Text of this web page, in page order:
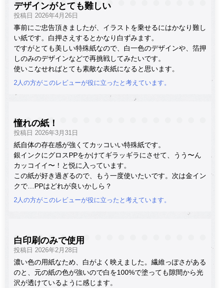
デザインがとても難しい
投稿日 2026年4月26日
事前にご忠告頂きましたが、イラストを乗せるにはかなり難し
い紙です。白押さえするとかなり白ずみます。
ですがとても美しい特殊紙なので、白一色のデザインや、箔押
しのみのデザインなどで再挑戦してみたいです。
使いこなせればとても素敵な表紙になると思います。
2人の方がこのレビューが役に立ったと考えています。
憧れの紙！
投稿日 2026年3月31日
紙自体の存在感が強くてカッコいい特殊紙です。
銀インクにグロスPPをかけてギラッギラにさせて、うう〜ん
カッコイイ〜！と悦に入っています。
この紙が好き過ぎるので、もう一度使いたいです。次は金イン
クで…PPはどれが良いかしら？
2人の方がこのレビューが役に立ったと考えています。
白印刷のみで使用
投稿日 2026年2月28日
濃い色の用紙なため、白がよく映えました。繊維っぽさがある
のと、元の紙の色が強いので白を100%で塗っても隙間から光
沢が透けているように感じます。